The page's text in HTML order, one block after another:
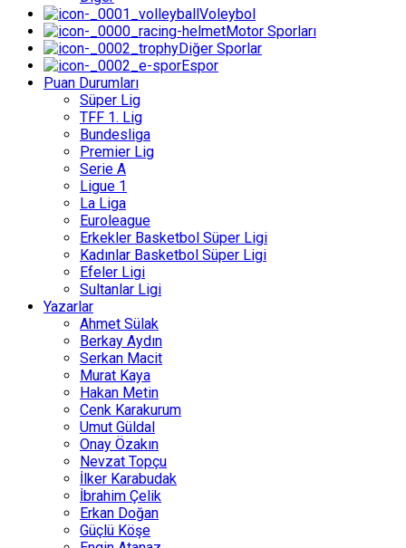
Voleybol
Motor Sporları
Diğer Sporlar
Espor
Puan Durumları
Süper Lig
TFF 1. Lig
Bundesliga
Premier Lig
Serie A
Ligue 1
La Liga
Euroleague
Erkekler Basketbol Süper Ligi
Kadınlar Basketbol Süper Ligi
Efeler Ligi
Sultanlar Ligi
Yazarlar
Ahmet Sülak
Berkay Aydın
Serkan Macit
Murat Kaya
Hakan Metin
Cenk Karakurum
Umut Güldal
Onay Özakın
Nevzat Topçu
İlker Karabudak
İbrahim Çelik
Erkan Doğan
Güçlü Köşe